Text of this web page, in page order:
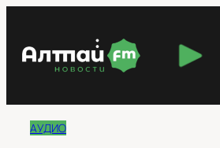
содержимому
АУДИО